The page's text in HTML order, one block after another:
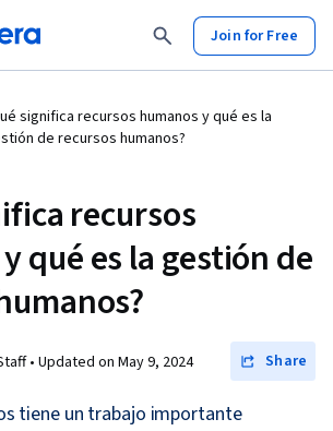
Join for Free
significa recursos humanos y qué es la
de recursos humanos?
recursos
qué es la gestión de
• Updated on May 9, 2024 Share
tiene un trabajo importante